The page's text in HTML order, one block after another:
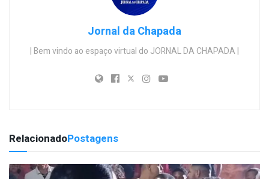
Jornal da Chapada
| Bem vindo ao espaço virtual do JORNAL DA CHAPADA |
RelacionadoPostagens